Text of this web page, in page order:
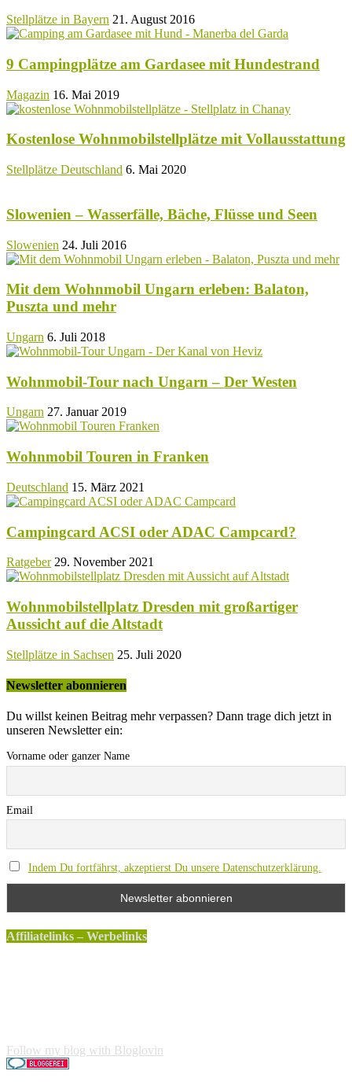
Stellplätze in Bayern 21. August 2016
9 Campingplätze am Gardasee mit Hundestrand
Magazin 16. Mai 2019
Kostenlose Wohnmobilstellplätze mit Vollausstattung
Stellplätze Deutschland 6. Mai 2020
Slowenien – Wasserfälle, Bäche, Flüsse und Seen
Slowenien 24. Juli 2016
Mit dem Wohnmobil Ungarn erleben: Balaton,
Puszta und mehr
Ungarn 6. Juli 2018
Wohnmobil-Tour nach Ungarn – Der Westen
Ungarn 27. Januar 2019
Wohnmobil Touren in Franken
Deutschland 15. März 2021
Campingcard ACSI oder ADAC Campcard?
Ratgeber 29. November 2021
Wohnmobilstellplatz Dresden mit großartiger
Aussicht auf die Altstadt
Stellplätze in Sachsen 25. Juli 2020
Newsletter abonnieren
Du willst keinen Beitrag mehr verpassen? Dann trage dich jetzt in
unseren Newsletter ein:
Vorname oder ganzer Name
Email
Indem Du fortfährst, akzeptierst Du unsere Datenschutzerklärung.
Affiliatelinks – Werbelinks
Follow my blog with Bloglovin